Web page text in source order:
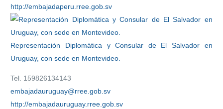
http://embajadaperu.rree.gob.sv
Representación Diplomática y Consular de El Salvador en
Uruguay, con sede en Montevideo.
Tel. 159826134143
embajadauruguay@rree.gob.sv
http://embajadauruguay.rree.gob.sv